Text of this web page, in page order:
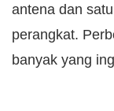
antena dan
perangkat.
banyak yang